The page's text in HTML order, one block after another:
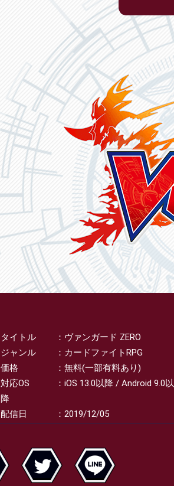
タイトル
ヴァンガード ZERO
ジャンル
カードファイトRPG
価格
無料(一部有料あり)
対応OS
iOS 13.0以降 / Android 9.0以
降
配信日
2019/12/05